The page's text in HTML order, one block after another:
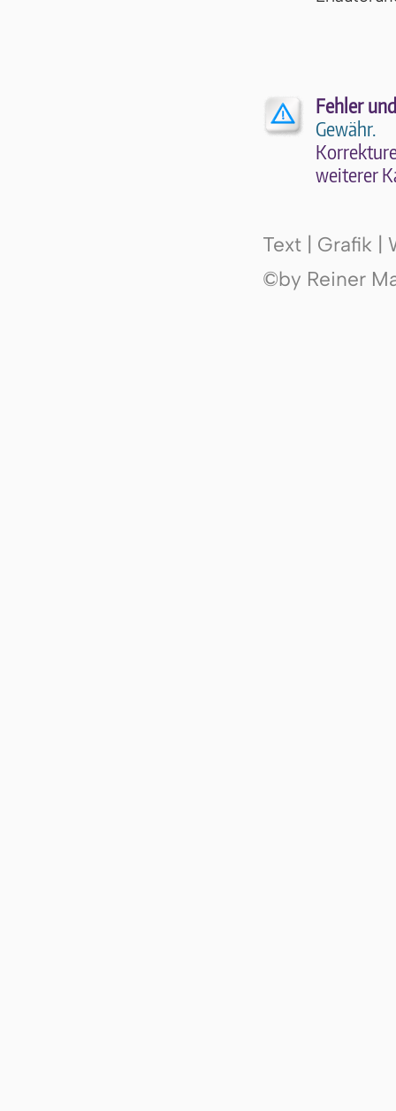
Fehler
Gewähr.
wei­te­rer
Text | Grafik |
©by Reiner